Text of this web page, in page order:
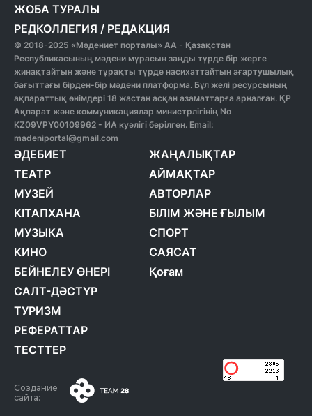
ЖОБА ТУРАЛЫ
РЕДКОЛЛЕГИЯ / РЕДАКЦИЯ
© 2018-2025 «Мәдениет порталы» АА - Қазақстан
Республикасының мәдени мұрасын заңды түрде бір жерге
жинақтайтын және тұрақты түрде насихаттайтын ағартушылық
бағыттағы бірден-бір мәдени платформа. Бұл желі ресурсының
ақпараттық өнімдері 18 жастан асқан азаматтарға арналған. ҚР
Ақпарат және коммуникациялар министрлігінің No
KZ09VPY00109962 - ИА куәлігі берілген. Email:
madeniportal@gmail.com
ӘДЕБИЕТ
ТЕАТР
МУЗЕЙ
КІТАПХАНА
МУЗЫКА
КИНО
БЕЙНЕЛЕУ ӨНЕРІ
САЛТ-ДӘСТҮР
ТУРИЗМ
РЕФЕРАТТАР
ТЕСТТЕР
ЖАҢАЛЫҚТАР
АЙМАҚТАР
АВТОРЛАР
БІЛІМ ЖӘНЕ ҒЫЛЫМ
СПОРТ
САЯСАТ
Қоғам
Создание
сайта: